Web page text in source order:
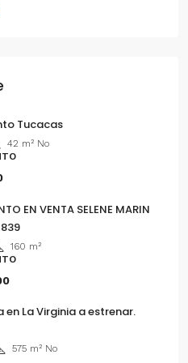
Tucacas
42 m² No
EN VENTA SELENE MARIN
160 m²
en La Virginia a estrenar.
575 m² No